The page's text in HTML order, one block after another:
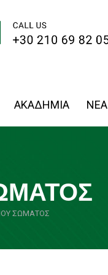
ΑΚΑΔΗΜΙΑ ΝΕΑ
ΣΩΜΑΤΟΣ